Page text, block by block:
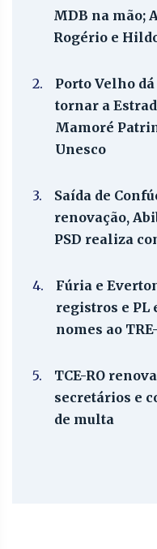
MDB na mão;
Rogério e
2.
Porto Velho
tornar a
Mamoré
Unesco
3.
Saída de
renovação,
PSD realiza
4.
Fúria e
registros e PL
nomes ao
5.
TCE-RO
secretários e
de multa